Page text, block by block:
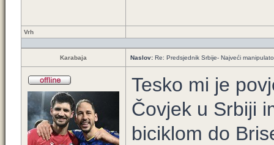
Vrh
Karabaja Naslov: Re: Predsjednik Srbije- Najveći
Tesko mi je
Čovjek u Srbiji
biciklom do